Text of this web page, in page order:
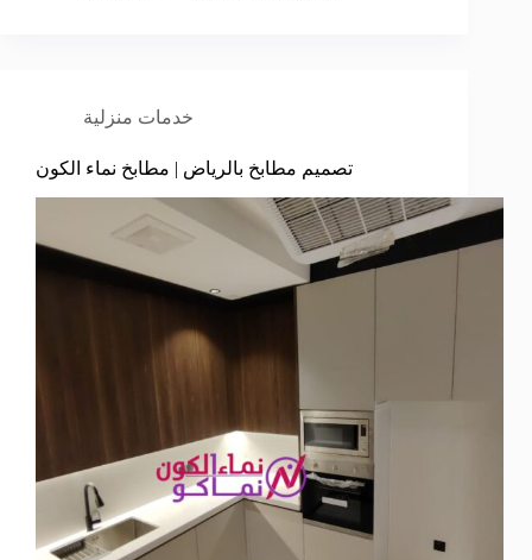
خدمات منزلية
تصميم مطابخ بالرياض | مطابخ نماء الكون